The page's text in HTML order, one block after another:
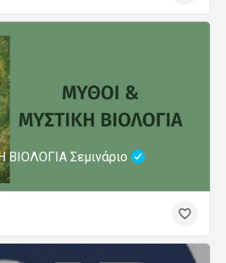
Σεμινάριο